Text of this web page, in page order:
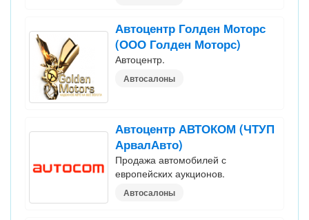
Автоцентр Голден Моторс
(ООО Голден Моторс)
Автоцентр.
Автосалоны
Автоцентр АВТОКОМ (ЧТУП
АрвалАвто)
Продажа автомобилей с
европейских аукционов.
Автосалоны